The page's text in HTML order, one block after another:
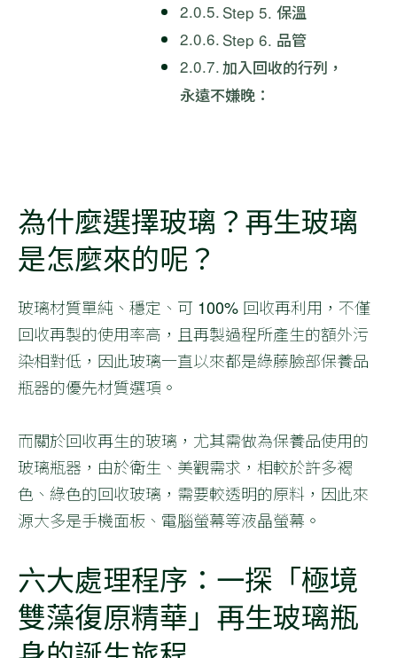
Step 5. 保溫
Step 6. 品管
加入回收的行列，
永遠不嫌晚：
為什麼選擇玻璃？再生玻璃
是怎麼來的呢？
玻璃材質單純、穩定、可 100% 回收再利用，不僅
回收再製的使用率高，且再製過程所產生的額外污
染相對低，因此玻璃一直以來都是綠藤臉部保養品
瓶器的優先材質選項。
而關於回收再生的玻璃，尤其需做為保養品使用的
玻璃瓶器，由於衛生、美觀需求，相較於許多褐
色、綠色的回收玻璃，需要較透明的原料，因此來
源大多是手機面板、電腦螢幕等液晶螢幕。
六大處理程序：一探「極境
雙藻復原精華」再生玻璃瓶